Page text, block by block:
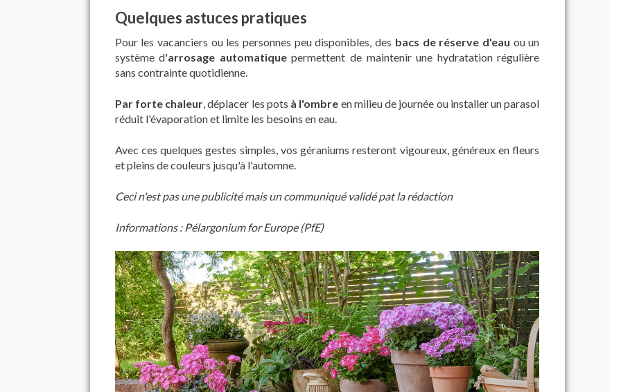
Quelques astuces pratiques
Pour les vacanciers ou les personnes peu disponibles, des bacs de réserve d'eau ou un
système d'arrosage automatiquepermettent de maintenir une hydratation régulière
sans contrainte quotidienne.
Par forte chaleur, déplacer les pots à l'ombre en milieu de journée ou installer un parasol
réduit l'évaporation et limite les besoins en eau.
Avec ces quelques gestes simples, vos géraniums resteront vigoureux, généreux en fleurs
et pleins de couleurs jusqu'à l'automne.
Ceci n'est pas une publicité mais un communiqué validé pat la rédaction
Informations : Pélargonium for Europe (PfE)